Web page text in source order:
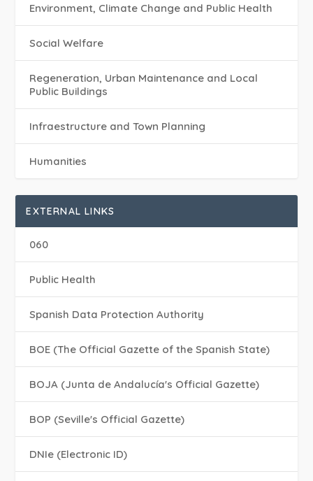
Environment, Climate Change and Public Health
Social Welfare
Regeneration, Urban Maintenance and Local
Public Buildings
Infraestructure and Town Planning
Humanities
EXTERNAL LINKS
060
Public Health
Spanish Data Protection Authority
BOE (The Official Gazette of the Spanish State)
BOJA (Junta de Andalucía's Official Gazette)
BOP (Seville's Official Gazette)
DNIe (Electronic ID)